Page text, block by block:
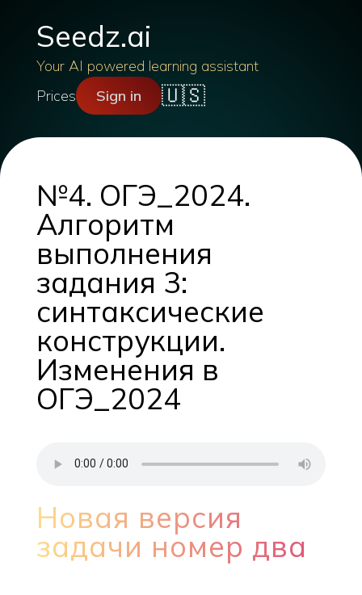
Seedz.ai
Your AI powered learning assistant
Prices
Sign in 🇺🇸
№4. ОГЭ_2024.
Алгоритм
выполнения
задания 3:
синтаксические
конструкции.
Изменения в
ОГЭ_2024
Новая версия
задачи номер два